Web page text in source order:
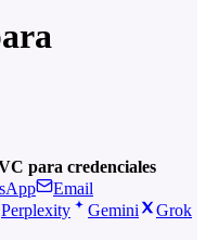
para credenciales
Email
Perplexity Gemini Grok